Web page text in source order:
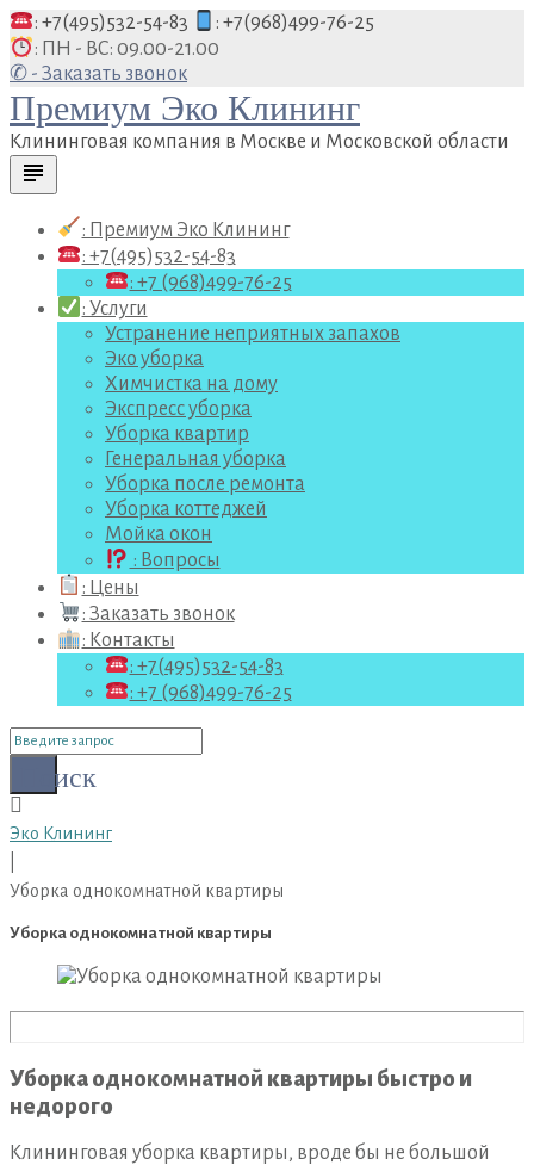
Перейти
к
содержанию
: +7(495)532-54-83
: +7(968)499-76-25
: ПН - ВС: 09.00-21.00
✆ - Заказать звонок
Премиум Эко Клининг
Клининговая компания в Москве и Московской области
subject
: Премиум Эко Клининг
: +7(495)532-54-83
: +7 (968)499-76-25
: Услуги
Устранение неприятных запахов
Эко уборка
Химчистка на дому
Экспресс уборка
Уборка квартир
Генеральная уборка
Уборка после ремонта
Уборка коттеджей
Мойка окон
: Вопросы
: Цены
: Заказать звонок
: Контакты
: +7(495)532-54-83
: +7 (968)499-76-25
Поиск
для:Поиск
Эко Клининг
Уборка однокомнатной квартиры
Уборка однокомнатной квартиры
Уборка однокомнатной квартиры быстро и
недорого
Клининговая уборка квартиры, вроде бы не большой